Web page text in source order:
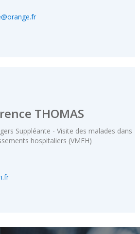
THOMAS
Suppléante - Visite des malades dans
hospitaliers (VMEH)